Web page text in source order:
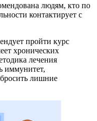
людям, кто по
контактирует с
пройти курс
хронических
лечения
иммунитет,
лишние